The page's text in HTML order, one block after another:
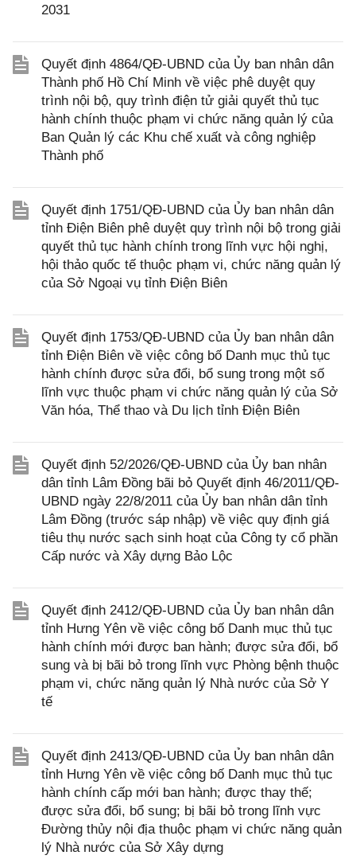
2031
Quyết định 4864/QĐ-UBND của Ủy ban nhân dân
Thành phố Hồ Chí Minh về việc phê duyệt quy
trình nội bộ, quy trình điện tử giải quyết thủ tục
hành chính thuộc phạm vi chức năng quản lý của
Ban Quản lý các Khu chế xuất và công nghiệp
Thành phố
Quyết định 1751/QĐ-UBND của Ủy ban nhân dân
tỉnh Điện Biên phê duyệt quy trình nội bộ trong giải
quyết thủ tục hành chính trong lĩnh vực hội nghị,
hội thảo quốc tế thuộc phạm vi, chức năng quản lý
của Sở Ngoại vụ tỉnh Điện Biên
Quyết định 1753/QĐ-UBND của Ủy ban nhân dân
tỉnh Điện Biên về việc công bố Danh mục thủ tục
hành chính được sửa đổi, bổ sung trong một số
lĩnh vực thuộc phạm vi chức năng quản lý của Sở
Văn hóa, Thể thao và Du lịch tỉnh Điện Biên
Quyết định 52/2026/QĐ-UBND của Ủy ban nhân
dân tỉnh Lâm Đồng bãi bỏ Quyết định 46/2011/QĐ-
UBND ngày 22/8/2011 của Ủy ban nhân dân tỉnh
Lâm Đồng (trước sáp nhập) về việc quy định giá
tiêu thụ nước sạch sinh hoạt của Công ty cổ phần
Cấp nước và Xây dựng Bảo Lộc
Quyết định 2412/QĐ-UBND của Ủy ban nhân dân
tỉnh Hưng Yên về việc công bố Danh mục thủ tục
hành chính mới được ban hành; được sửa đổi, bổ
sung và bị bãi bỏ trong lĩnh vực Phòng bệnh thuộc
phạm vi, chức năng quản lý Nhà nước của Sở Y
tế
Quyết định 2413/QĐ-UBND của Ủy ban nhân dân
tỉnh Hưng Yên về việc công bố Danh mục thủ tục
hành chính cấp mới ban hành; được thay thế;
được sửa đổi, bổ sung; bị bãi bỏ trong lĩnh vực
Đường thủy nội địa thuộc phạm vi chức năng quản
lý Nhà nước của Sở Xây dựng